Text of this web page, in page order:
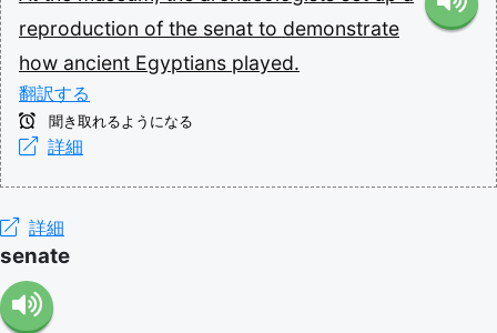
reproduction of the senat to demonstrate
how ancient Egyptians played.
翻訳する
聞き取れるようになる
詳細
詳細
senate